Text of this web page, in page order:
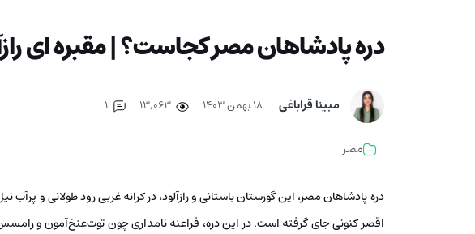
دره پادشاهان مصر کجاست؟ | مقبره ای
مبینا قراباغی ۱۸ بهمن ۱۴۰۳ 13,063
1
مصر
دره پادشاهان مصر، این گورستان باستانی و رازآلود، در کرانه غربی رود طولانی و
اقصر کنونی جای گرفته است. در این دره، فراعنه نامداری چون توت‌عنخ‌آمون و